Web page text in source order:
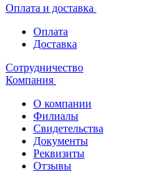
Оплата и доставка
Оплата
Доставка
Сотрудничество
Компания
О компании
Филиалы
Свидетельства
Документы
Реквизиты
Отзывы